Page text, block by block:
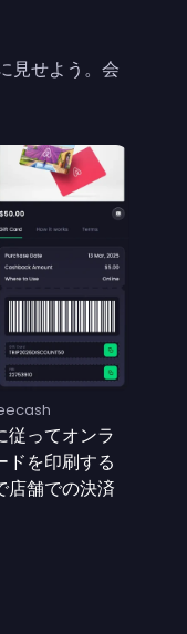
見せよう。会
従ってオンラ
ドを印刷する
店舗での決済